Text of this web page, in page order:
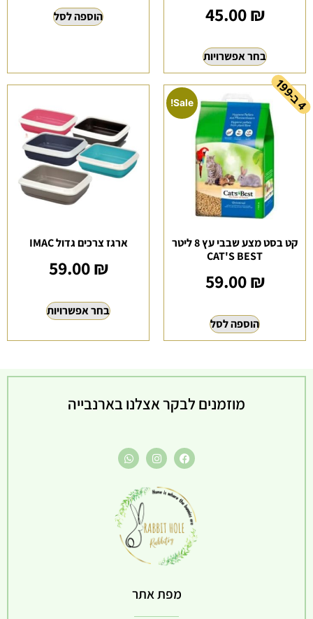
45.00₪
בחר אפשרויות
הוספה לסל
Sale! 4
ב-
1
9
9
קט בסט מצע שבבי עץ 8 ליטר
CAT'S BEST
59.00₪
הוספה לסל
ארגז צרכים גדול IMAC
59.00₪
בחר אפשרויות
מוזמנים לבקר אצלנו בארנבייה
מפת אתר